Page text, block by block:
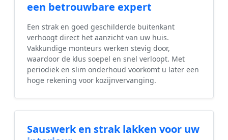
een betrouwbare expert
Een strak en goed geschilderde buitenkant
verhoogt direct het aanzicht van uw huis.
Vakkundige monteurs werken stevig door,
waardoor de klus soepel en snel verloopt. Met
periodiek en slim onderhoud voorkomt u later een
hoge rekening voor kozijnvervanging.
Sauswerk en strak lakken voor uw